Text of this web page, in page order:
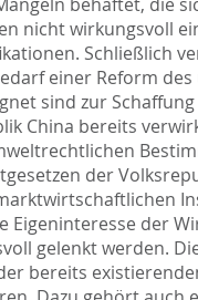
nicht wirkungsvoll
Schließlich
einer Reform
sind zur
China bereits
der
der
gelenkt werden.
bereits